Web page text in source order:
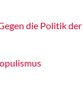
die Politik